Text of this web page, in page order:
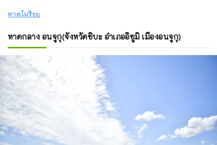
หาดโมริยะ
หาดกลาง อนจูกุ(จังหวัดชิบะ อำเภออิซูมิ เมืองอนจูกุ)